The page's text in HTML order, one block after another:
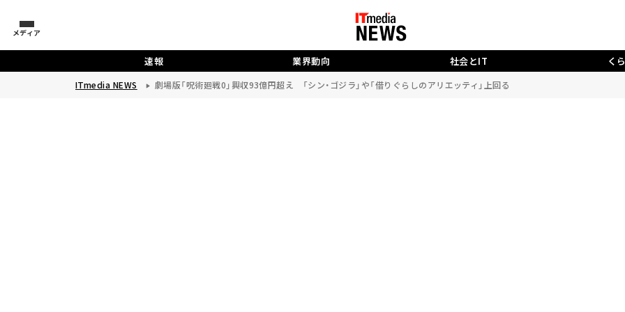
メディア
速報 業界動向 社会とIT く
ITmedia NEWS 劇場版「呪術廻戦0」興収93億円超え 「シン・ゴジラ」や「借りぐらしのアリエッティ」上回る